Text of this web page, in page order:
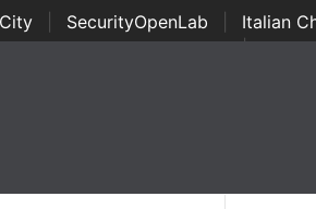
SecurityOpenLab Italian
Awards | ...